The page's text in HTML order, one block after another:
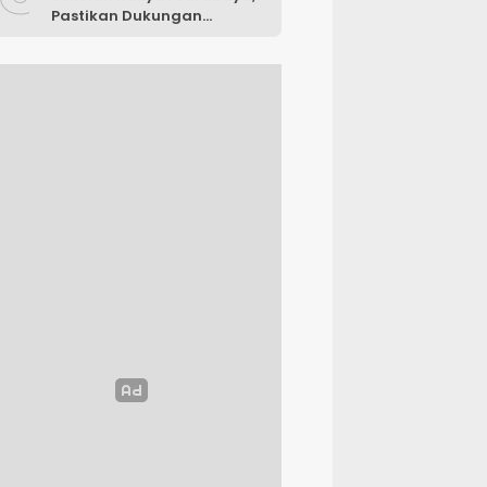
Pastikan Dukungan